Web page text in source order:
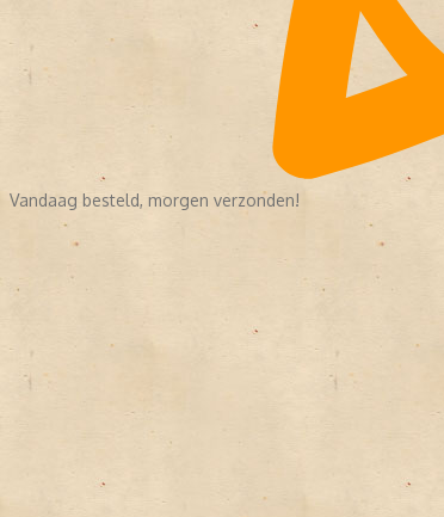
Vandaag besteld, morgen verzonden!